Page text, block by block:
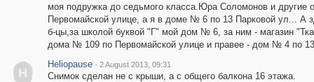
моя подружка до седьмого класса.Юра Соломонов и
Первомайской улице, а я в доме № 6 по 13 Парковой ул... А
б-цы,за школой буквой "Г" мой дом № 6, за ним - магазин
дома № 109 по Первомайской улице и правее - дом № 4 по
H
Heliopause · 2 August 2013, 09:31
Снимок сделан не с крыши, а с общего балкона 16 этажа.